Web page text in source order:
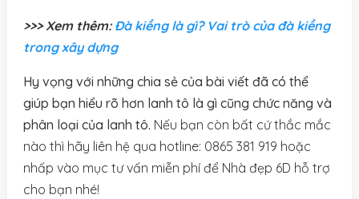
>>> Xem thêm: Đà kiềng là gì? Vai trò của đà kiềng
trong xây dựng
Hy vọng với những chia sẻ của bài viết đã có thể
giúp bạn hiểu rõ hơn lanh tô là gì cũng chức năng và
phân loại của lanh tô. Nếu bạn còn bất cứ thắc mắc
nào thì hãy liên hệ qua hotline: 0865 381 919 hoặc
nhấp vào mục tư vấn miễn phí để Nhà đẹp 6D hỗ trợ
cho bạn nhé!